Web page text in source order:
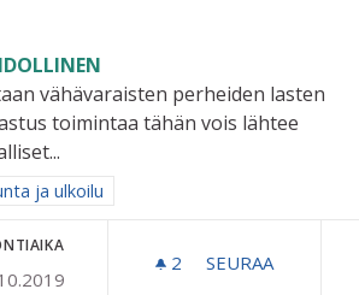
vähävaraisten perheiden lasten
toimintaa tähän vois lähtee
tulokset aihepiirin mukaan: Liikunta ja ulkoilu
ja ulkoilu
2 2 SEURAAJAA
SEURAA